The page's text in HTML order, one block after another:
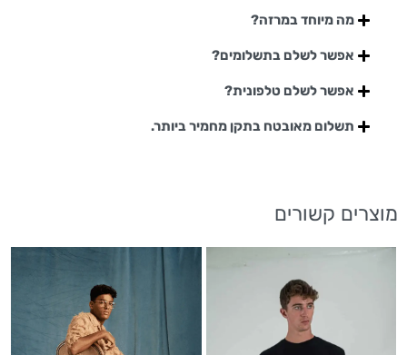
מה מיוחד במרזה?
אפשר לשלם בתשלומים?
אפשר לשלם טלפונית?
תשלום מאובטח בתקן מחמיר ביותר.
מוצרים קשורים